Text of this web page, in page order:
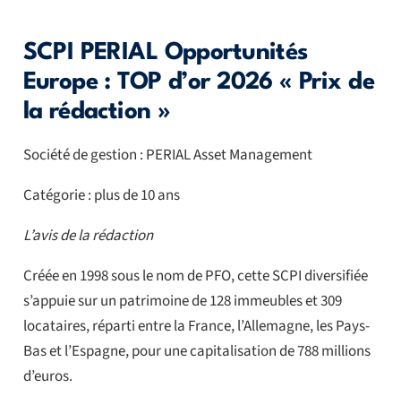
SCPI PERIAL Opportunités
Europe : TOP d’or 2026 « Prix de
la rédaction »
Société de gestion : PERIAL Asset Management
Catégorie : plus de 10 ans
L’avis de la rédaction
Créée en 1998 sous le nom de PFO, cette SCPI diversifiée
s’appuie sur un patrimoine de 128 immeubles et 309
locataires, réparti entre la France, l’Allemagne, les Pays-
Bas et l’Espagne, pour une capitalisation de 788 millions
d’euros.